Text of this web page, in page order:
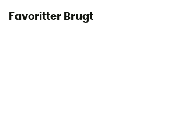
Favoritter Brugt